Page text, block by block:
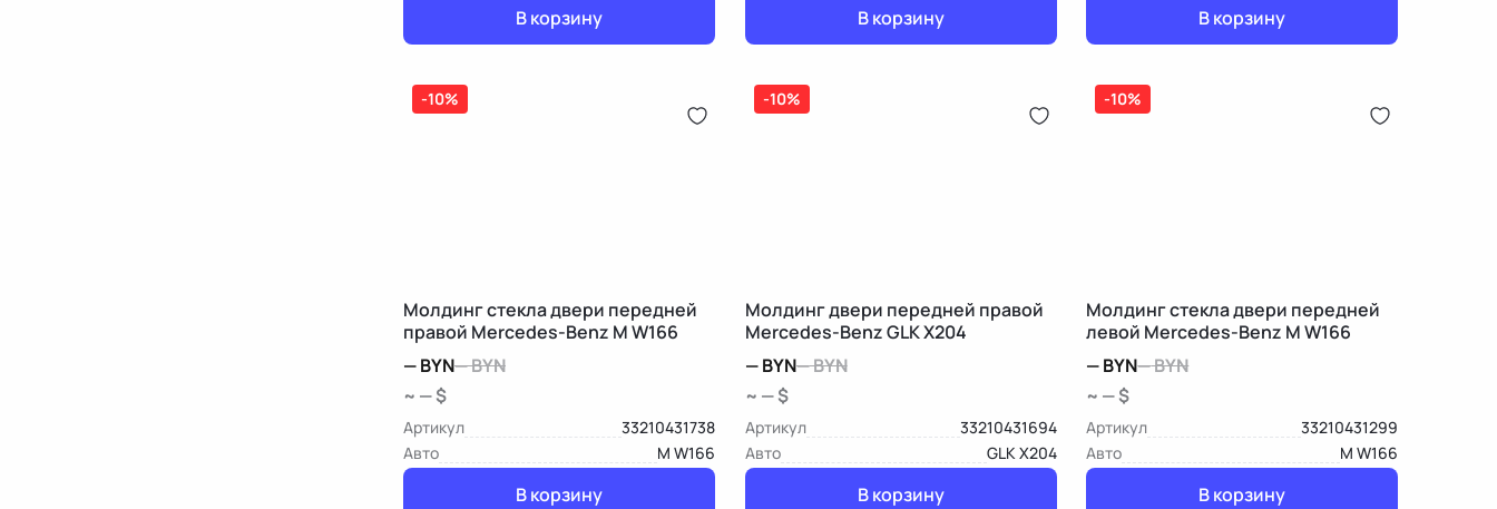
В корзину В корзину В корзину
-10%
Молдинг стекла двери передней
правой Mercedes-Benz M W166
—BYN—BYN
~ — $
Артикул
33210431738
Авто
M W166
В корзину
-10%
Молдинг двери передней правой
Mercedes-Benz GLK X204
—BYN—BYN
~ — $
Артикул
33210431694
Авто
GLK X204
В корзину
-10%
Молдинг стекла двери передней
левой Mercedes-Benz M W166
—BYN—BYN
~ — $
Артикул
33210431299
Авто
M W166
В корзину